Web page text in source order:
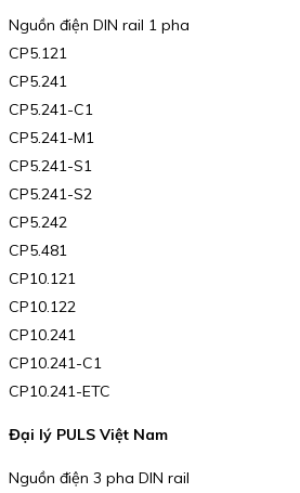
Nguồn điện DIN rail 1 pha
CP5.121
CP5.241
CP5.241-C1
CP5.241-M1
CP5.241-S1
CP5.241-S2
CP5.242
CP5.481
CP10.121
CP10.122
CP10.241
CP10.241-C1
CP10.241-ETC
Đại lý PULS Việt Nam
Nguồn điện 3 pha DIN rail